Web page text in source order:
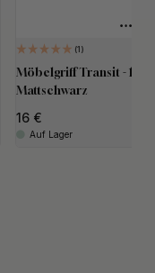
1
Möbelgriff Transit -
Mattschwarz
16
Auf Lager